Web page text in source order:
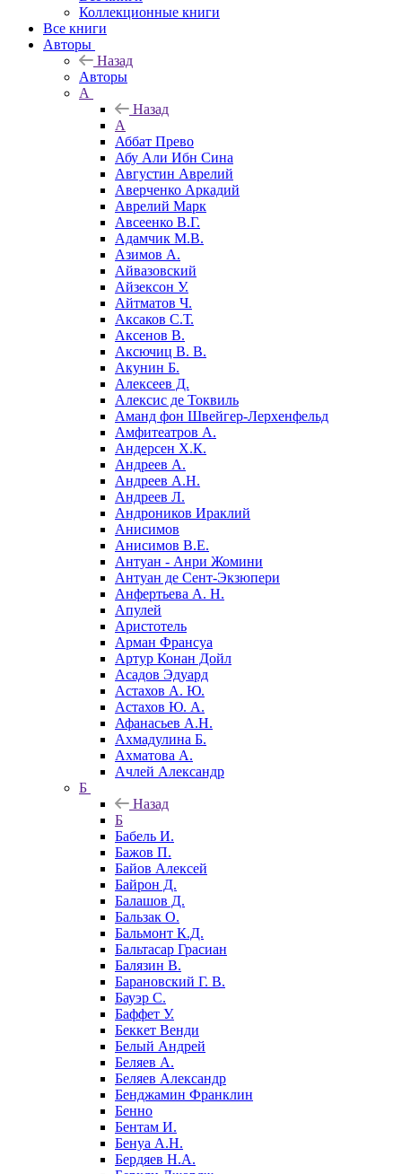
Коллекционные книги
Все книги
Авторы
Назад
Авторы
А
Назад
А
Аббат Прево
Абу Али Ибн Сина
Августин Аврелий
Аверченко Аркадий
Аврелий Марк
Авсеенко В.Г.
Адамчик М.В.
Азимов А.
Айвазовский
Айзексон У.
Айтматов Ч.
Аксаков С.Т.
Аксенов В.
Аксючиц В. В.
Акунин Б.
Алексеев Д.
Алексис де Токвиль
Аманд фон Швейгер-Лерхенфельд
Амфитеатров А.
Андерсен Х.К.
Андреев А.
Андреев А.Н.
Андреев Л.
Андроников Ираклий
Анисимов
Анисимов В.Е.
Антуан - Анри Жомини
Антуан де Сент-Экзюпери
Анфертьева А. Н.
Апулей
Аристотель
Арман Франсуа
Артур Конан Дойл
Асадов Эдуард
Астахов А. Ю.
Астахов Ю. А.
Афанасьев А.Н.
Ахмадулина Б.
Ахматова А.
Ачлей Александр
Б
Назад
Б
Бабель И.
Бажов П.
Байов Алексей
Байрон Д.
Балашов Д.
Бальзак О.
Бальмонт К.Д.
Бальтасар Грасиан
Балязин В.
Барановский Г. В.
Бауэр С.
Баффет У.
Беккет Венди
Белый Андрей
Беляев А.
Беляев Александр
Бенджамин Франклин
Бенно
Бентам И.
Бенуа А.Н.
Бердяев Н.А.